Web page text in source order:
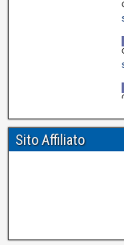
Sito Affiliato